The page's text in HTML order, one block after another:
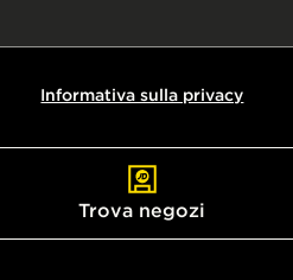
Informativa sulla privacy
Trova negozi